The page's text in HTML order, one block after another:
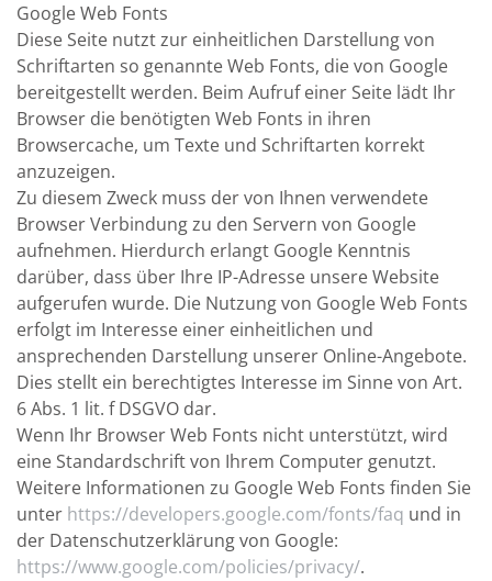
Google Web Fonts
Diese Seite nutzt zur einheitlichen Darstellung von
Schriftarten so genannte Web Fonts, die von Google
bereitgestellt werden. Beim Aufruf einer Seite lädt Ihr
Browser die benötigten Web Fonts in ihren
Browsercache, um Texte und Schriftarten korrekt
anzuzeigen.
Zu diesem Zweck muss der von Ihnen verwendete
Browser Verbindung zu den Servern von Google
aufnehmen. Hierdurch erlangt Google Kenntnis
darüber, dass über Ihre IP-Adresse unsere Website
aufgerufen wurde. Die Nutzung von Google Web Fonts
erfolgt im Interesse einer einheitlichen und
ansprechenden Darstellung unserer Online-Angebote.
Dies stellt ein berechtigtes Interesse im Sinne von Art.
6 Abs. 1 lit. f DSGVO dar.
Wenn Ihr Browser Web Fonts nicht unterstützt, wird
eine Standardschrift von Ihrem Computer genutzt.
Weitere Informationen zu Google Web Fonts finden Sie
unter https://developers.google.com/fonts/faq und in
der Datenschutzerklärung von Google:
https://www.google.com/policies/privacy/.